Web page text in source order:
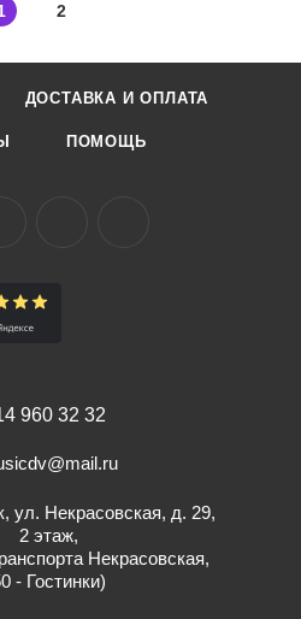
2
ДОСТАВКА И ОПЛАТА
ПОМОЩЬ
960 32 32
ул. Некрасовская, д. 29,
2 этаж,
Некрасовская,
- Гостинки)